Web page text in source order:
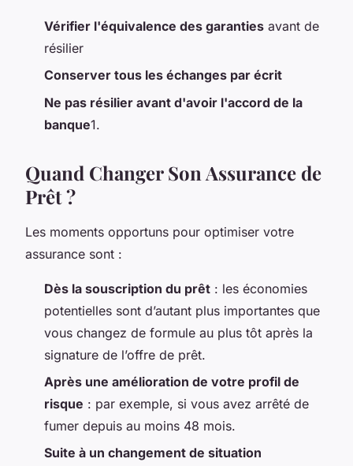
Vérifier l'équivalence des garanties avant de
résilier
Conserver tous les échanges par écrit
Ne pas résilier avant d'avoir l'accord de la
banque1.
Quand Changer Son Assurance de
Prêt ?
Les moments opportuns pour optimiser votre
assurance sont :
Dès la souscription du prêt : les économies
potentielles sont d’autant plus importantes que
vous changez de formule au plus tôt après la
signature de l’offre de prêt.
Après une amélioration de votre profil de
risque : par exemple, si vous avez arrêté de
fumer depuis au moins 48 mois.
Suite à un changement de situation